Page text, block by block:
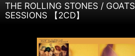
THE ROLLING STONES /
SESSIONS 【2CD】